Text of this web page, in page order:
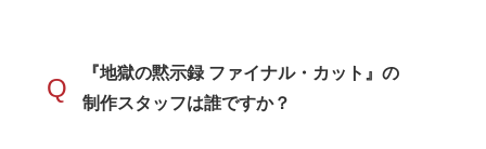
Q
『地獄の黙示録 ファイナル・カット』の
制作スタッフは誰ですか？